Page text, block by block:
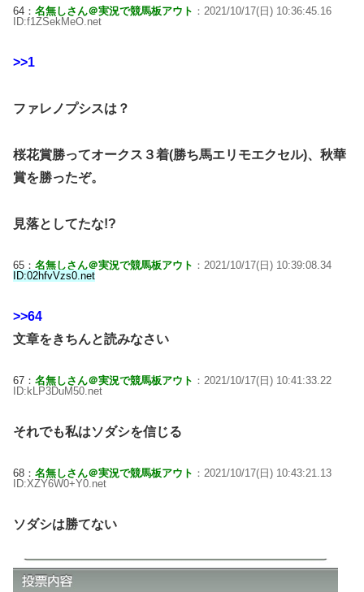
64： 名無しさん＠実況で競馬板アウト ：2021/10/17(日) 10:36:45.16
ID:f1ZSekMeO.net
>>1
ファレノプシスは？
桜花賞勝ってオークス３着(勝ち馬エリモエクセル)、秋華
賞を勝ったぞ。
見落としてたな!?
65： 名無しさん＠実況で競馬板アウト ：2021/10/17(日) 10:39:08.34
ID:02hfvVzs0.net
>>64
文章をきちんと読みなさい
67： 名無しさん＠実況で競馬板アウト ：2021/10/17(日) 10:41:33.22
ID:kLP3DuM50.net
それでも私はソダシを信じる
68： 名無しさん＠実況で競馬板アウト ：2021/10/17(日) 10:43:21.13
ID:XZY6W0+Y0.net
ソダシは勝てない